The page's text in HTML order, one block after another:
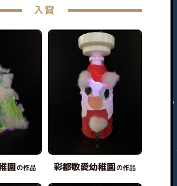
入賞
園の作品 彩都敬愛幼稚園の作品